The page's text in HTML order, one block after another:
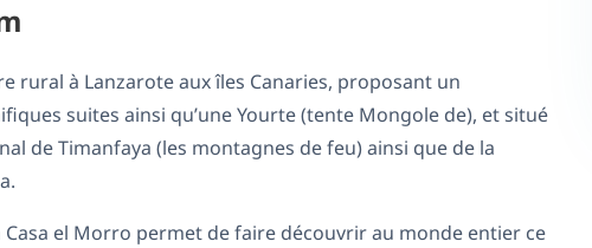
rural à Lanzarote aux îles Canaries, proposant un
suites ainsi qu’une Yourte (tente Mongole de), et situé
de Timanfaya (les montagnes de feu) ainsi que de la
Casa el Morro permet de faire découvrir au monde entier ce